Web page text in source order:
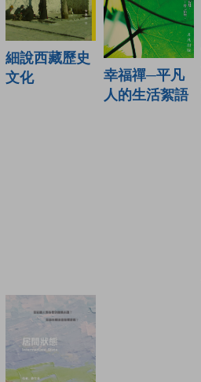
細說西藏歷史
文化
幸福禪─平凡
人的生活絮語